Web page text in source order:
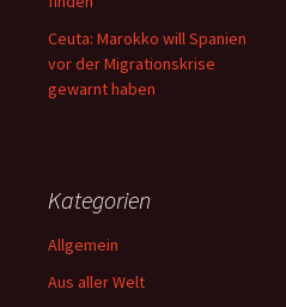
Ceuta: Marokko will Spanien
vor der Migrationskrise
gewarnt haben
Kategorien
Allgemein
Aus aller Welt